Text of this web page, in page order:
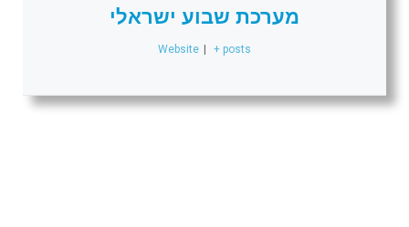
מערכת שבוע ישראלי
Website | + posts